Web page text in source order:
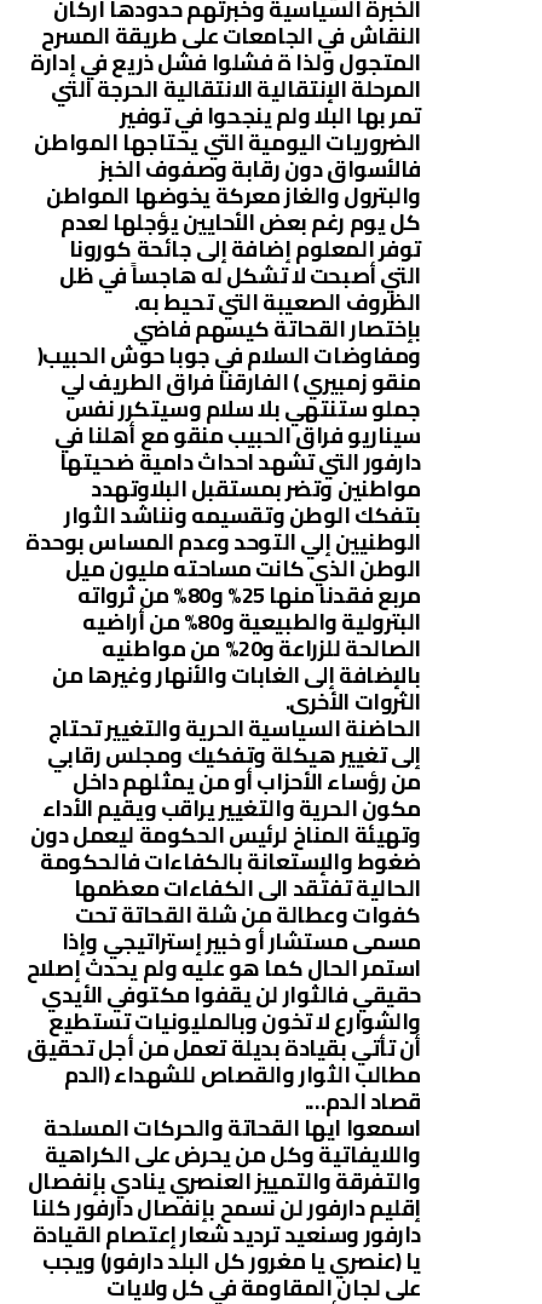
الخبرة السياسية وخبرتهم حدودها اركان
النقاش في الجامعات على طريقة المسرح
المتجول ولذا ة فشلوا فشل ذريع في إدارة
المرحلة الإنتقالية الانتقالية الحرجة التي
تمر بها البلا ولم ينجحوا في توفير
الضروريات اليومية التي يحتاجها المواطن
فالأسواق دون رقابة وصفوف الخبز
والبترول والغاز معركة يخوضها المواطن
كل يوم رغم بعض الأحايين يؤجلها لعدم
توفر المعلوم إضافة إلى جائحة كورونا
التي أصبحت لا تشكل له هاجساً في ظل
الظروف الصعيبة التي تحيط به.
بإختصار القحاتة كيسهم فاضي
ومفاوضات السلام في جوبا حوش الحبيب(
منقو زمبيري ) الفارقنا فراق الطريف لي
جملو ستنتهي بلا سلام وسيتكرر نفس
سيناريو فراق الحبيب منقو مع أهلنا في
دارفور التي تشهد احداث دامية ضحيتها
مواطنين وتضر بمستقبل البلاوتهدد
بتفكك الوطن وتقسيمه ونناشد الثوار
الوطنيين إلي التوحد وعدم المساس بوحدة
الوطن الذي كانت مساحته مليون ميل
مربع فقدنا منها 25% و80% من ثرواته
البترولية والطبيعية و80% من أراضيه
الصالحة للزراعة و20% من مواطنيه
بالإضافة إلى الغابات والأنهار وغيرها من
الثروات الأخرى.
الحاضنة السياسية الحرية والتغيير تحتاج
إلى تغيير هيكلة وتفكيك ومجلس رقابي
من رؤساء الأحزاب أو من يمثلهم داخل
مكون الحرية والتغيير يراقب ويقيم الأداء
وتهيئة المناخ لرئيس الحكومة ليعمل دون
ضغوط والإستعانة بالكفاءات فالحكومة
الحالية تفتقد الى الكفاءات معظمها
كفوات وعطالة من شلة القحاتة تحت
مسمى مستشار أو خبير إستراتيجي وإذا
استمر الحال كما هو عليه ولم يحدث إصلاح
حقيقي فالثوار لن يقفوا مكتوفي الأيدي
والشوارع لا تخون وبالمليونيات تستطيع
أن تأتي بقيادة بديلة تعمل من أجل تحقيق
مطالب الثوار والقصاص للشهداء (الدم
قصاد الدم….
اسمعوا ايها القحاتة والحركات المسلحة
واللايفاتية وكل من يحرض على الكراهية
والتفرقة والتمييز العنصري ينادي بإنفصال
إقليم دارفور لن نسمح بإنفصال دارفور كلنا
دارفور وسنعيد ترديد شعار إعتصام القيادة
يا (عنصري يا مغرور كل البلد دارفور) ويجب
على لجان المقاومة في كل ولايات